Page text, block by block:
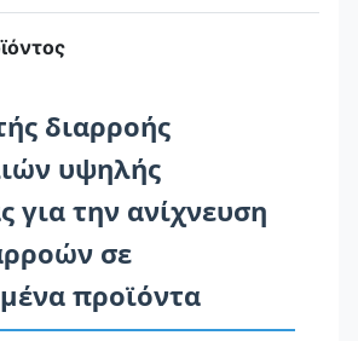
διαρροής
υψηλής
για την ανίχνευση
σε
προϊόντα